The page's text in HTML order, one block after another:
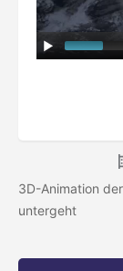
3D-Animation
untergeht